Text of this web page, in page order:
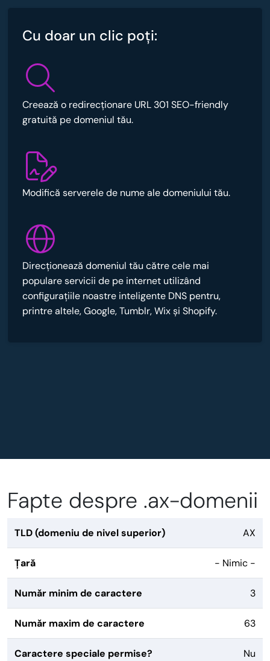
Cu doar un clic poţi:
Creează o redirecționare URL 301 SEO-friendly
gratuită pe domeniul tău.
Modifică serverele de nume ale domeniului tău.
Direcționează domeniul tău către cele mai
populare servicii de pe internet utilizând
configurațiile noastre inteligente DNS pentru,
printre altele, Google, Tumblr, Wix și Shopify.
Fapte despre .ax-domenii
TLD (domeniu de nivel superior) AX
Țară - Nimic -
Număr minim de caractere 3
Număr maxim de caractere 63
Caractere speciale permise? Nu